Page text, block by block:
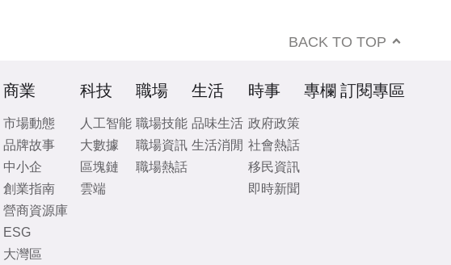
BACK TO TOP
商業
市場動態
品牌故事
中小企
創業指南
營商資源庫
ESG
大灣區
科技
人工智能
大數據
區塊鏈
雲端
職場
職場技能
職場資訊
職場熱話
生活
品味生活
生活消閒
時事
政府政策
社會熱話
移民資訊
即時新聞
專欄 訂閱專區